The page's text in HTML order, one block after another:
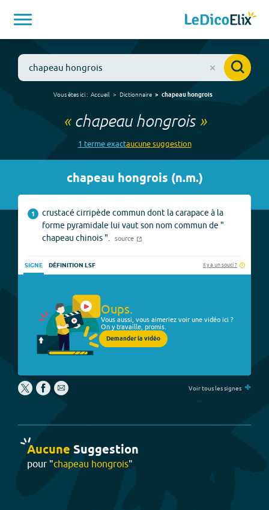
Vous êtes ici : Accueil Dictionnaire chapeau hongrois
« chapeau hongrois»
1 termeexactaucunesuggestion
chapeau hongrois (n.m.)
1
crustacé cirripède commun dont la carapace à la
forme pyramidale lui vaut son nom commun de "
chapeau chinois ".
source
SIGNE DÉFINITION LSF Il y a un souci ?
Oups.
Vous aussi, vous aimeriez voir une vidéo ici ?
On y travaille, promis.
Demander la vidéo
Voir tous les signes +
Aucune Suggestion
pour "chapeau hongrois"